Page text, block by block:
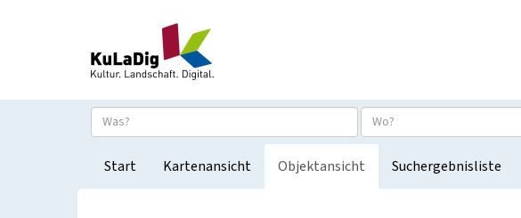
Start Kartenansicht Objektansicht Suchergebnisliste